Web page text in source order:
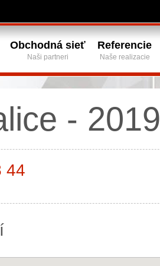
Obchodná sieť
Naši partneri
Referencie
Naše realizacie
- 2019
44